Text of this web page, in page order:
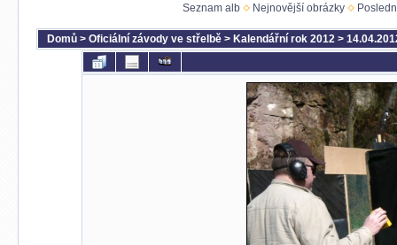
Seznam alb Nejnovější obrázky
Domů > Oficiální závody ve střelbě > Kalendářní rok 2012 >